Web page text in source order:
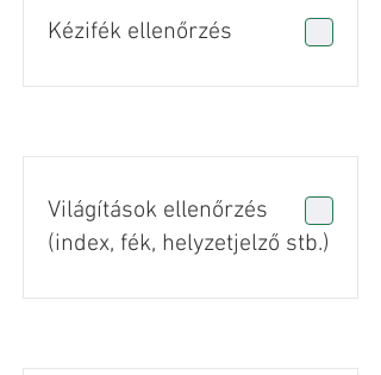
Kézifék ellenőrzés
Világítások ellenőrzés
(index, fék, helyzetjelző stb.)